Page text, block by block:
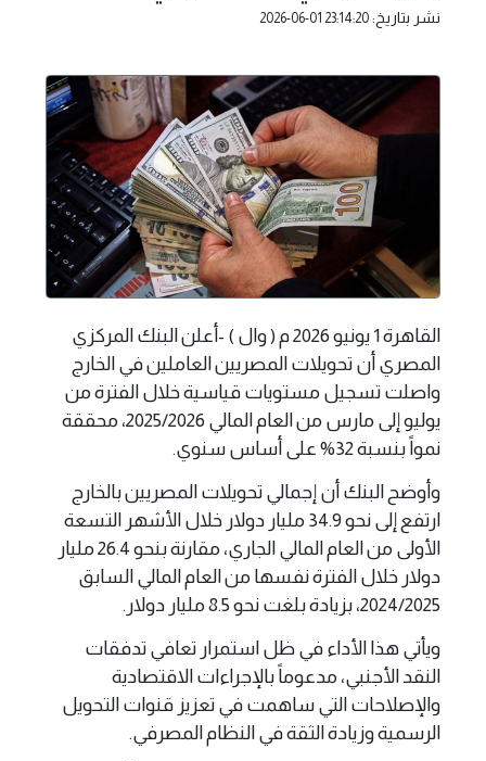
نشر بتاريخ: 2026-06-01 23:14:20
القاهرة 1 يونيو 2026 م ( وال ) -أعلن البنك المركزي
المصري أن تحويلات المصريين العاملين في الخارج
واصلت تسجيل مستويات قياسية خلال الفترة من
يوليو إلى مارس من العام المالي 2025/2026، محققة
نمواً بنسبة 32% على أساس سنوي.
وأوضح البنك أن إجمالي تحويلات المصريين بالخارج
ارتفع إلى نحو 34.9 مليار دولار خلال الأشهر التسعة
الأولى من العام المالي الجاري، مقارنة بنحو 26.4 مليار
دولار خلال الفترة نفسها من العام المالي السابق
2024/2025، بزيادة بلغت نحو 8.5 مليار دولار.
ويأتي هذا الأداء في ظل استمرار تعافي تدفقات
النقد الأجنبي، مدعوماً بالإجراءات الاقتصادية
والإصلاحات التي ساهمت في تعزيز قنوات التحويل
الرسمية وزيادة الثقة في النظام المصرفي.